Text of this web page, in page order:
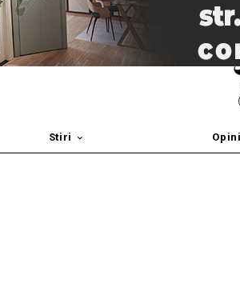
Stiri